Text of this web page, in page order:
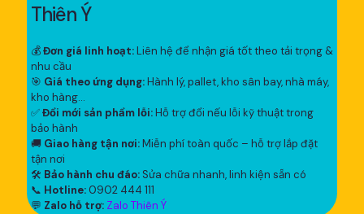
Thiên Ý
💰Đơn giá linh hoạt:Liên hệ để nhận giá tốt theo tải trọng &
nhu cầu
🎯 Giá theo ứng dụng:Hành lý, pallet, kho sân bay, nhà máy,
kho hàng...
✅Đổi mới sản phẩm lỗi:Hỗ trợ đổi nếu lỗi kỹ thuật trong
bảo hành
🚚 Giao hàng tận nơi:Miễn phí toàn quốc – hỗ trợ lắp đặt
tận nơi
🛠 Bảo hành chu đáo: Sửa chữa nhanh, linh kiện sẵn có
📞 Hotline: 0902 444 111
💬 Zalo hỗ trợ: Zalo Thiên Ý